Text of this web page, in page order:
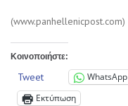
(www.panhellenicpost.com)
Κοινοποιήστε:
Tweet WhatsApp
Εκτύπωση